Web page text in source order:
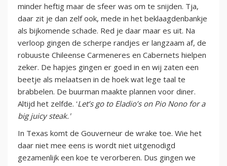
minder heftig maar de sfeer was om te snijden. Tja,
daar zit je dan zelf ook, mede in het beklaagdenbankje
als bijkomende schade. Red je daar maar es uit. Na
verloop gingen de scherpe randjes er langzaam af, de
robuuste Chileense Carmeneres en Cabernets hielpen
zeker. De hapjes gingen er goed in en wij zaten een
beetje als melaatsen in de hoek wat lege taal te
brabbelen. De buurman maakte plannen voor diner.
Altijd het zelfde. 'Let’s go to Eladio’s on Pio Nono for a
big juicy steak.'
In Texas komt de Gouverneur de wrake toe. Wie het
daar niet mee eens is wordt niet uitgenodigd
gezamenlijk een koe te verorberen. Dus gingen we